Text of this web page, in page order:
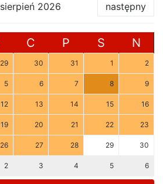
sierpień 2026 następny
C P S N
29 30 31 1 2
5 6 7 8 9
12 13 14 15 16
19 20 21 22 23
26 27 28 29 30
2 3 4 5 6